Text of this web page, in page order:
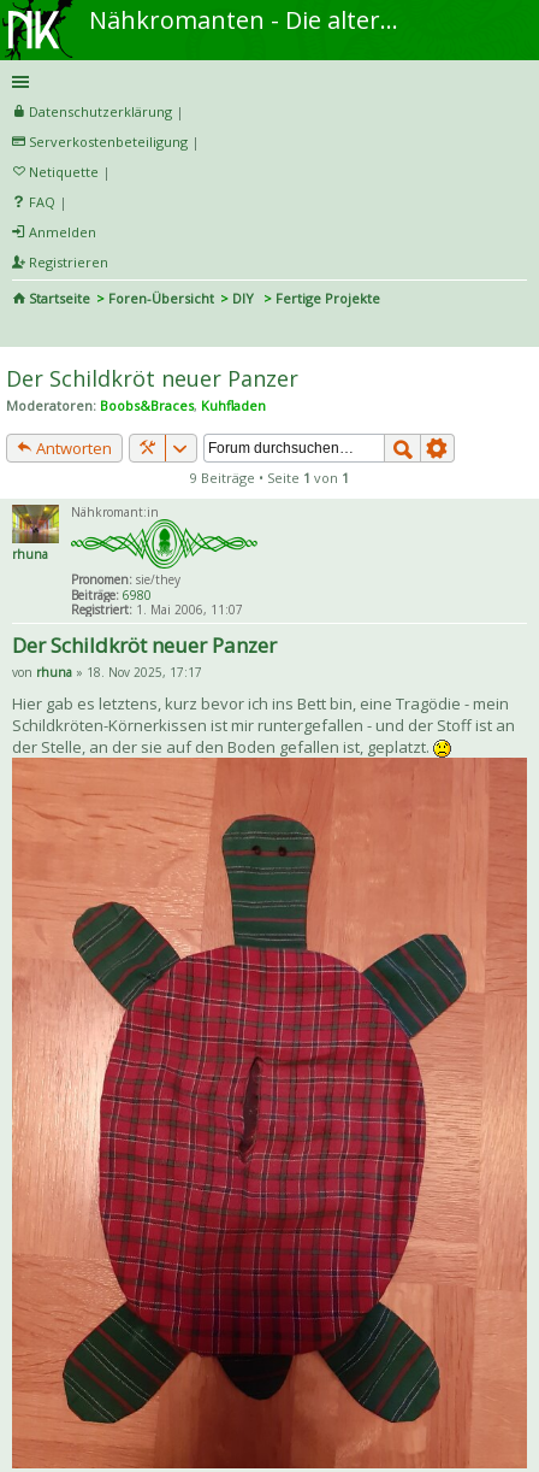
Nähkromanten - Die alternative Näh- und DIY-Community
Datenschutzerklärung |
Serverkostenbeteiligung |
Netiquette |
FAQ |
Anmelden
Registrieren
Startseite
Foren-Übersicht DIY
Fertige Projekte
he
Der Schildkröt neuer Panzer
Moderatoren: Boobs&Braces, Kuhfladen
Antworten
9 Beiträge • Seite 1 von 1
rhuna
Nähkromant:in
Pronomen:sie/they
Beiträge: 6980
Registriert:1. Mai 2006, 11:07
Der Schildkröt neuer Panzer
von rhuna » 18. Nov 2025, 17:17
Hier gab es letztens, kurz bevor ich ins Bett bin, eine Tragödie - mein
Schildkröten-Körnerkissen ist mir runtergefallen - und der Stoff ist an
der Stelle, an der sie auf den Boden gefallen ist, geplatzt.